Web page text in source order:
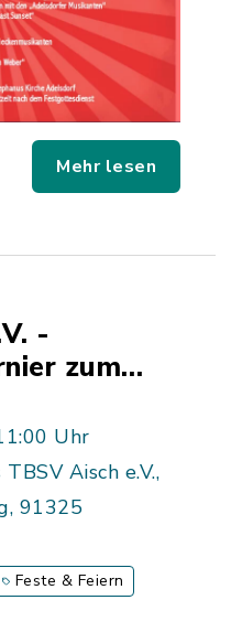
Mehr lesen
-
zum
Uhr
Aisch e.V.,
91325
Feste & Feiern